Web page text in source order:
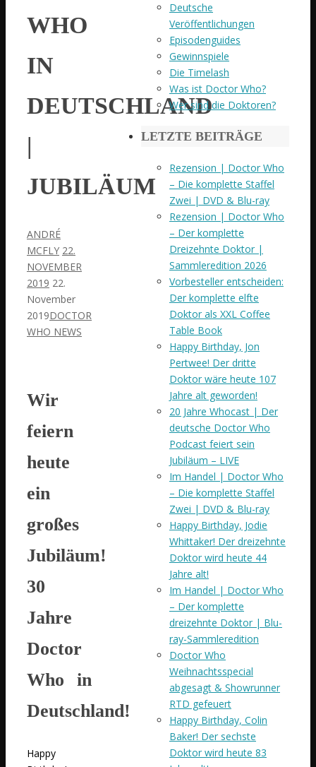
WHO
IN
DEUTSCHLAND
|
JUBILÄUM
ANDRÉ
MCFLY 22.
NOVEMBER
2019 22.
November
2019DOCTOR
WHO NEWS
Wir
feiern
heute
ein
großes
Jubiläum!
30
Jahre
Doctor
Who in
Deutschland!
Happy
Deutsche
Veröffentlichungen
Episodenguides
Gewinnspiele
Die Timelash
Was ist Doctor Who?
Wer sind die Doktoren?
LETZTE BEITRÄGE
Rezension | Doctor Who
– Die komplette Staffel
Zwei | DVD & Blu-ray
Rezension | Doctor Who
– Der komplette
Dreizehnte Doktor |
Sammleredition 2026
Vorbesteller entscheiden:
Der komplette elfte
Doktor als XXL Coffee
Table Book
Happy Birthday, Jon
Pertwee! Der dritte
Doktor wäre heute 107
Jahre alt geworden!
20 Jahre Whocast | Der
deutsche Doctor Who
Podcast feiert sein
Jubiläum – LIVE
Im Handel | Doctor Who
– Die komplette Staffel
Zwei | DVD & Blu-ray
Happy Birthday, Jodie
Whittaker! Der dreizehnte
Doktor wird heute 44
Jahre alt!
Im Handel | Doctor Who
– Der komplette
dreizehnte Doktor | Blu-
ray-Sammleredition
Doctor Who
Weihnachtsspecial
abgesagt & Showrunner
RTD gefeuert
Happy Birthday, Colin
Baker! Der sechste
Doktor wird heute 83